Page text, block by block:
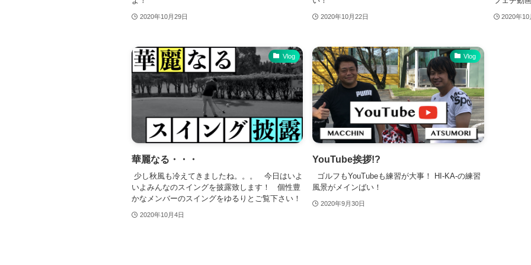
2020年10月29日 2020年10月22日 2020年10
Vlog
華麗なる・・・
少し秋風も冷えてきましたね。。。 今日はいよ
いよみんなのスイングを披露致します！ 個性豊
かなメンバーのスイングをゆるりとご覧下さい！
2020年10月4日
Vlog
YouTube挨拶!?
ゴルフもYouTubeも練習が大事！ HI-KA-の練習
風景がメインばい！
2020年9月30日